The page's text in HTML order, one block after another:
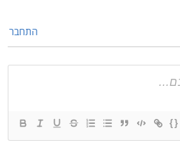
התחבר